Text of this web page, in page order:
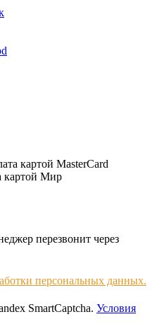
перезвонит через
персональных данных.
SmartCaptcha. Условия